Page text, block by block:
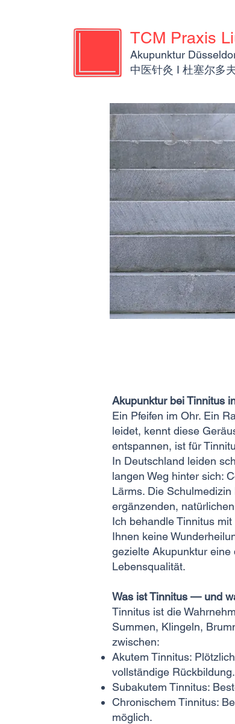
TCM Praxis
Akupunktur
中医针灸 I 杜塞尔多
Akupunktur bei Tinnitus
Ein Pfeifen im Ohr. Ein
leidet, kennt diese
entspannen, ist für
In Deutschland leiden
langen Weg hinter sich:
Lärms. Die
ergänzenden,
Ich behandle Tinnitus
Ihnen keine
gezielte Akupunktur
Lebensqualität.
Was ist Tinnitus — und
Tinnitus ist die
Summen, Klingeln,
zwischen:
Akutem Tinnitus:
vollständige Rückbildung.
Subakutem Tinnitus:
Chronischem Tinnitus:
möglich.